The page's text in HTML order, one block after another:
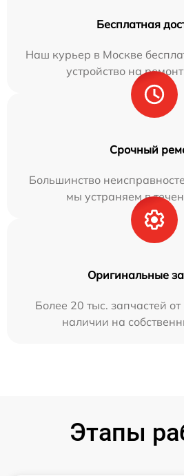
Бесплатная
Наш курьер в Москве
устройство на
Срочный
Большинство
мы устраняем в
Оригинальные
Более 20 тыс. запчастей
наличии на
Этапы